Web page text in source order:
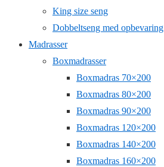
King size seng
Dobbeltseng med opbevaring
Madrasser
Boxmadrasser
Boxmadras 70×200
Boxmadras 80×200
Boxmadras 90×200
Boxmadras 120×200
Boxmadras 140×200
Boxmadras 160×200